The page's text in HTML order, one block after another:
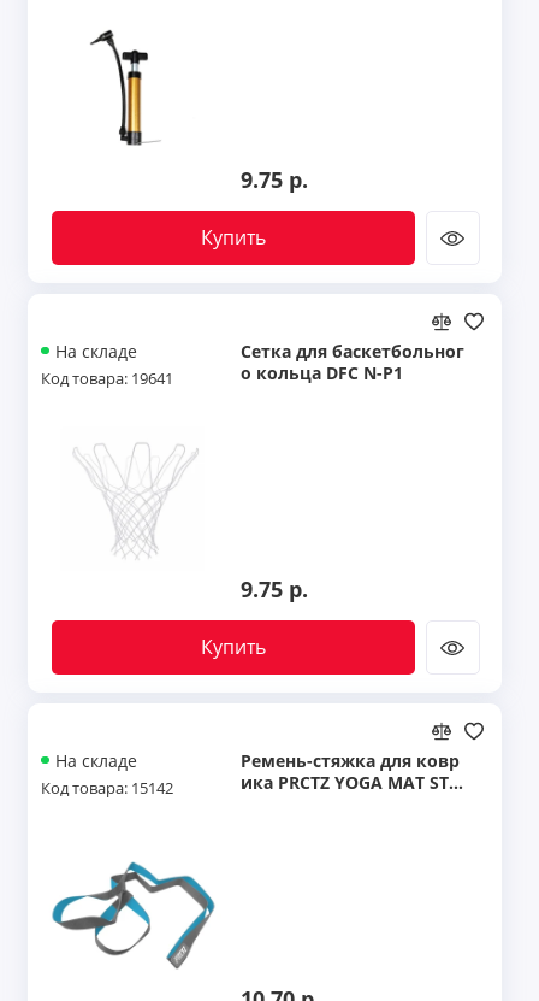
9.75 р.
Купить
На складе
Код товара: 19641
Сетка для баскетбольног
о кольца DFC N-P1
9.75 р.
Купить
На складе
Код товара: 15142
Ремень-стяжка для ковр
ика PRCTZ YOGA MAT STR